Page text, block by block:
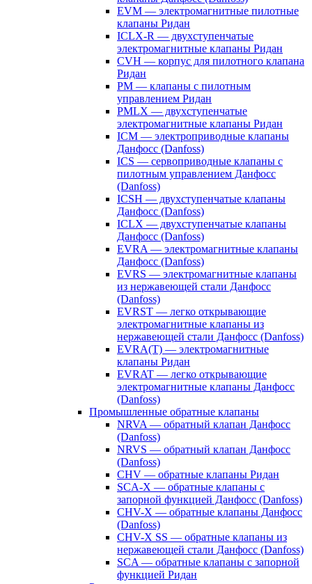
EVM — электромагнитные пилотные
клапаны Ридан
ICLX-R — двухступенчатые
электромагнитные клапаны Ридан
CVH — корпус для пилотного клапана
Ридан
PM — клапаны с пилотным
управлением Ридан
PMLX — двухступенчатые
электромагнитные клапаны Ридан
ICM — электроприводные клапаны
Данфосс (Danfoss)
ICS — сервоприводные клапаны с
пилотным управлением Данфосс
(Danfoss)
ICSH — двухступенчатые клапаны
Данфосс (Danfoss)
ICLX — двухступенчатые клапаны
Данфосс (Danfoss)
EVRA — электромагнитные клапаны
Данфосс (Danfoss)
EVRS — электромагнитные клапаны
из нержавеющей стали Данфосс
(Danfoss)
EVRST — легко открывающие
электромагнитные клапаны из
нержавеющей стали Данфосс (Danfoss)
EVRA(T) — электромагнитные
клапаны Ридан
EVRAT — легко открывающие
электромагнитные клапаны Данфосс
(Danfoss)
Промышленные обратные клапаны
NRVA — обратный клапан Данфосс
(Danfoss)
NRVS — обратный клапан Данфосс
(Danfoss)
CHV — обратные клапаны Ридан
SCA-X — обратные клапаны с
запорной функцией Данфосс (Danfoss)
CHV-X — обратные клапаны Данфосс
(Danfoss)
CHV-X SS — обратные клапаны из
нержавеющей стали Данфосс (Danfoss)
SCA — обратные клапаны с запорной
функцией Ридан